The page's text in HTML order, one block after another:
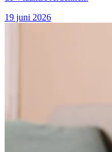
19 juni 2026